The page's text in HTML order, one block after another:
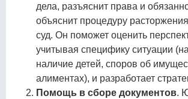
дела, разъяснит права и
объяснит процедуру
суд. Он поможет оценить
учитывая специфику ситуации
наличие детей, споров об
алиментах), и разработает
Помощь в сборе документов.